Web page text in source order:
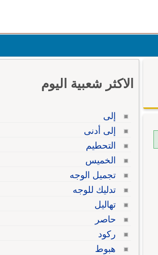
الاكثر شعبية اليوم
إلى
إلى أدنى
التحطيم
الخميس
تجميل الوجه
تدليك للوجه
تهاليل
حاصر
ركود
هبوط